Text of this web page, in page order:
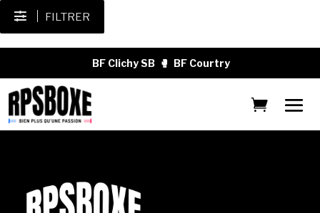
FILTRER
BF Clichy SB 🥊 BF Courtry